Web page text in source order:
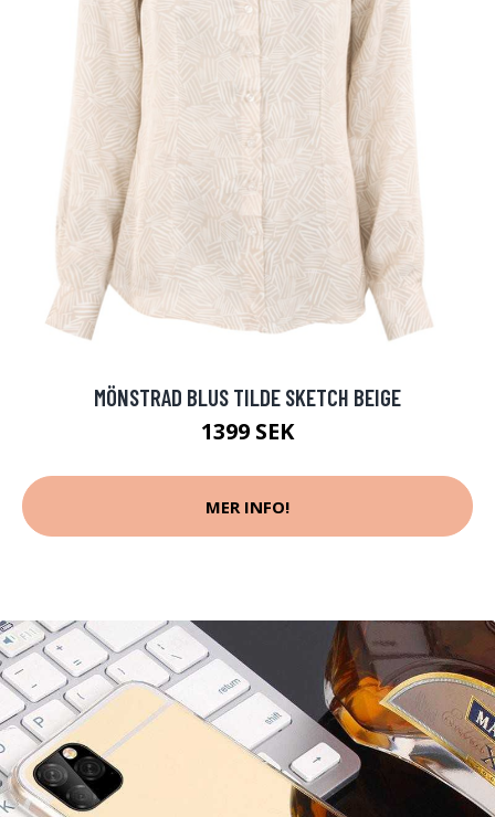
MÖNSTRAD BLUS TILDE SKETCH BEIGE
1399 SEK
MER INFO!